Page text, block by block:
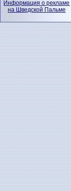
Информация о рекламе
на Шведской Пальме